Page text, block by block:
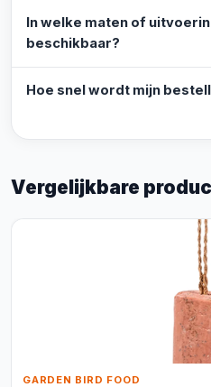
In welke maten of
beschikbaar?
Hoe snel wordt mijn
Vergelijkbare
GARDEN BIRD FOOD